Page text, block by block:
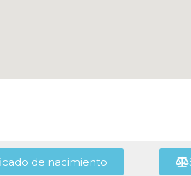
de nacimiento